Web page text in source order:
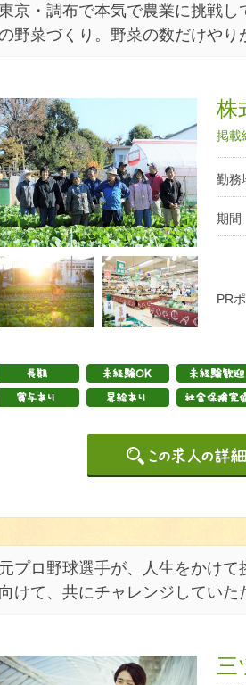
京・調布で本気で農業に挑戦
野菜づくり。野菜の数だけやり
株
掲載
勤務
期間
PR
元プロ野球選手が、人生をかけ
向けて、共にチャレンジしていた
三